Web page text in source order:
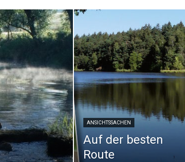
Sonntagsblatt
ANSICHTSSACHEN
Auf der besten
Route